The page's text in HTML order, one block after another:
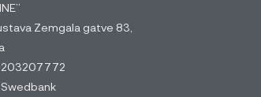
Zemgala gatve 83,
Swedbank